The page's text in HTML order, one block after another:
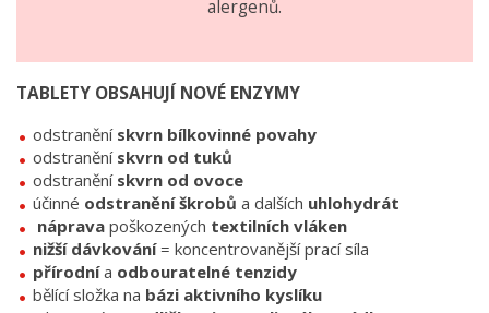
alergenů.
TABLETY OBSAHUJÍ NOVÉ ENZYMY
odstraněnískvrn bílkovinné povahy
odstraněnískvrn od tuků
odstranění skvrn od ovoce
účinné odstranění škrobů a dalších uhlohydrát
náprava poškozených textilních vláken
nižší dávkování= koncentrovanější prací síla
přírodnía odbouratelné tenzidy
bělící složka na bázi aktivního kyslíku